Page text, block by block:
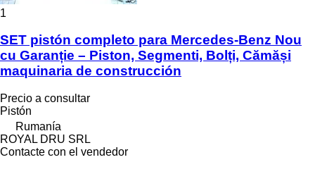
1
SET pistón completo para Mercedes-Benz Nou
cu Garanție – Piston, Segmenti, Bolți, Cămăși
maquinaria de construcción
Precio a consultar
Pistón
Rumanía
ROYAL DRU SRL
Contacte con el vendedor